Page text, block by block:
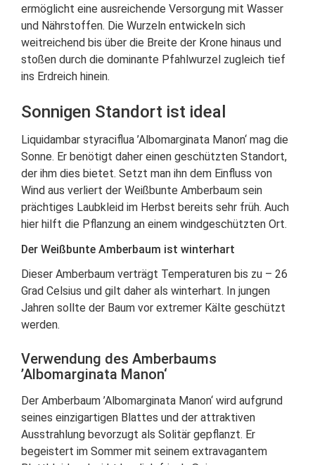
ermöglicht eine ausreichende Versorgung mit Wasser
und Nährstoffen. Die Wurzeln entwickeln sich
weitreichend bis über die Breite der Krone hinaus und
stoßen durch die dominante Pfahlwurzel zugleich tief
ins Erdreich hinein.
Sonnigen Standort ist ideal
Liquidambar styraciflua ’Albomarginata Manon‘ mag die
Sonne. Er benötigt daher einen geschützten Standort,
der ihm dies bietet. Setzt man ihn dem Einfluss von
Wind aus verliert der Weißbunte Amberbaum sein
prächtiges Laubkleid im Herbst bereits sehr früh. Auch
hier hilft die Pflanzung an einem windgeschützten Ort.
Der Weißbunte Amberbaum ist winterhart
Dieser Amberbaum verträgt Temperaturen bis zu – 26
Grad Celsius und gilt daher als winterhart. In jungen
Jahren sollte der Baum vor extremer Kälte geschützt
werden.
Verwendung des Amberbaums
’Albomarginata Manon‘
Der Amberbaum ’Albomarginata Manon‘ wird aufgrund
seines einzigartigen Blattes und der attraktiven
Ausstrahlung bevorzugt als Solitär gepflanzt. Er
begeistert im Sommer mit seinem extravagantem